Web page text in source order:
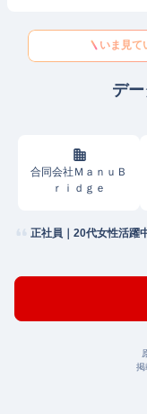
いま見て
デ
合同会社ＭａｎｕＢ
ｒｉｄｇｅ
正社員｜20代女性活躍
掲